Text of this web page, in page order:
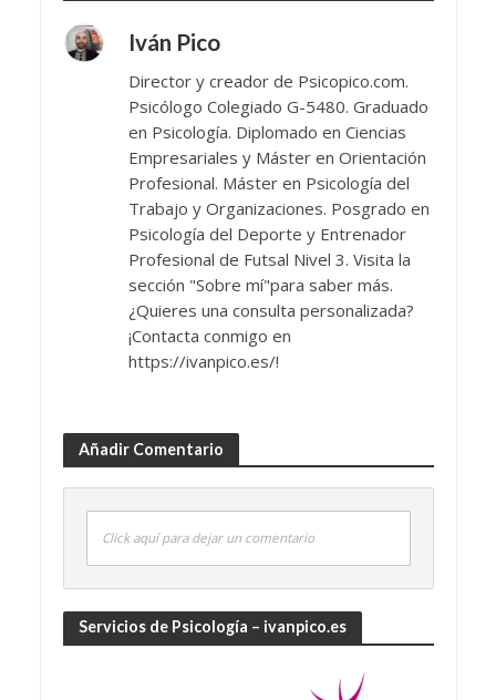
Iván Pico
Director y creador de Psicopico.com.
Psicólogo Colegiado G-5480. Graduado
en Psicología. Diplomado en Ciencias
Empresariales y Máster en Orientación
Profesional. Máster en Psicología del
Trabajo y Organizaciones. Posgrado en
Psicología del Deporte y Entrenador
Profesional de Futsal Nivel 3. Visita la
sección "Sobre mí"para saber más.
¿Quieres una consulta personalizada?
¡Contacta conmigo en
https://ivanpico.es/!
Añadir Comentario
Click aquí para dejar un comentario
Servicios de Psicología – ivanpico.es